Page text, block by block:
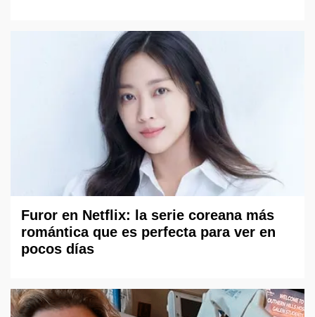
Furor en Netflix: la serie coreana más
romántica que es perfecta para ver en
pocos días